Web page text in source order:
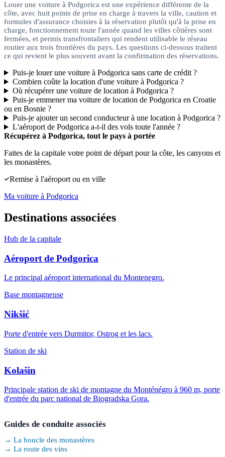
Louer une voiture à Podgorica est une expérience différente de la
côte, avec huit points de prise en charge à travers la ville, caution et
formules d'assurance choisies à la réservation plutôt qu'à la prise en
charge, fonctionnement toute l'année quand les villes côtières sont
fermées, et permis transfrontaliers qui rendent utilisable le réseau
routier aux trois frontières du pays. Les questions ci-dessous traitent
ce qui revient le plus souvent avant la confirmation des réservations.
Puis-je louer une voiture à Podgorica sans carte de crédit ?
Combien coûte la location d'une voiture à Podgorica ?
Où récupérer une voiture de location à Podgorica ?
Puis-je emmener ma voiture de location de Podgorica en Croatie
ou en Bosnie ?
Puis-je ajouter un second conducteur à une location à Podgorica ?
L'aéroport de Podgorica a-t-il des vols toute l'année ?
Récupérez à Podgorica, tout le pays à portée
Faites de la capitale votre point de départ pour la côte, les canyons et
les monastères.
Remise à l'aéroport ou en ville
Ma voiture à Podgorica
Destinations associées
Hub de la capitale
Aéroport de Podgorica
Le principal aéroport international du Montenegro.
Base montagneuse
Nikšić
Porte d'entrée vers Durmitor, Ostrog et les lacs.
Station de ski
Kolašin
Principale station de ski de montagne du Monténégro à 960 m, porte
d'entrée du parc national de Biogradska Gora.
Guides de conduite associés
→ La boucle des monastères
→ La route des vins